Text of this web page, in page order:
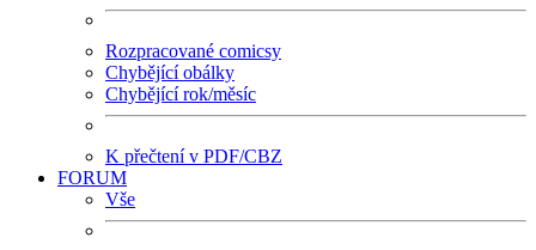
Rozpracované comicsy
Chybějící obálky
Chybějící rok/měsíc
K přečtení v PDF/CBZ
FORUM
Vše